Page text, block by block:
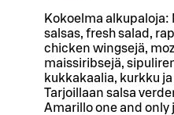
Kokoelma alkupaloja:
salsas, fresh salad,
chicken wingsejä,
maissiribsejä,
kukkakaalia, kurkku
Tarjoillaan salsa
Amarillo one and only